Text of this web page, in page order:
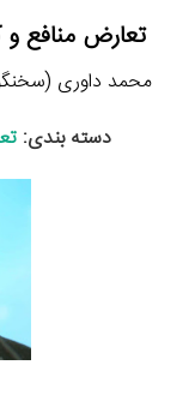
تعارض منافع
محمد داوری (سخنگوی
دسته بندی: